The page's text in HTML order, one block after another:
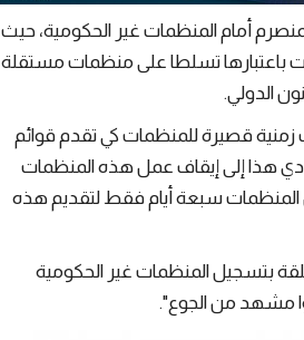
أمام المنظمات غير الحكومية، حيث
باعتبارها تسلطا على منظمات مستقلة
الدولي.
زمنية قصيرة للمنظمات كي تقدم قوائم
هذا إلى إيقاف عمل هذه المنظمات
سبعة أيام فقط لتقديم هذه
بتسجيل المنظمات غير الحكومية
مشهد من الجوع".